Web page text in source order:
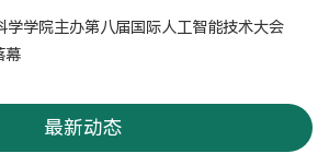
学学院主办第八届国际人工智能技术大会
幕
最新动态